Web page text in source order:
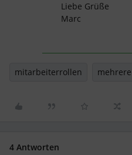
Liebe Grüße
Marc
mitarbeiterrollen
4 Antworten